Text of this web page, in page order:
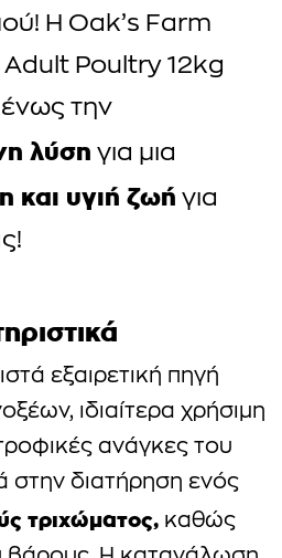
Η Oak’s Farm
Adult Poultry 12kg
την
λύση για μια
και υγιή ζωή για
εξαιρετική πηγή
ιδιαίτερα χρήσιμη
ανάγκες του
διατήρηση ενός
τριχώματος, καθώς